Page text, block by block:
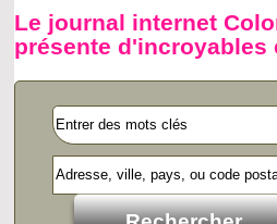
Le journal internet
présente d'incroyables